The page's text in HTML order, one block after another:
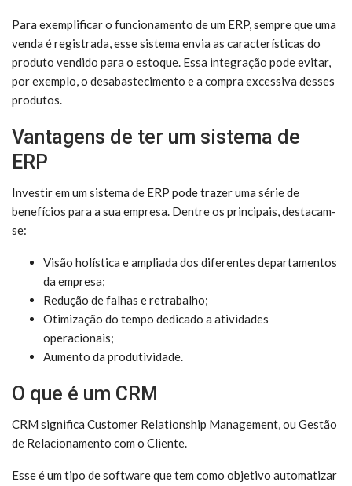
Para exemplificar o funcionamento de um ERP, sempre que uma
venda é registrada, esse sistema envia as características do
produto vendido para o estoque. Essa integração pode evitar,
por exemplo, o desabastecimento e a compra excessiva desses
produtos.
Vantagens de ter um sistema de
ERP
Investir em um sistema de ERP pode trazer uma série de
benefícios para a sua empresa. Dentre os principais, destacam-
se:
Visão holística e ampliada dos diferentes departamentos
da empresa;
Redução de falhas e retrabalho;
Otimização do tempo dedicado a atividades
operacionais;
Aumento da produtividade.
O que é um CRM
CRM significa Customer Relationship Management, ou Gestão
de Relacionamento com o Cliente.
Esse é um tipo de software que tem como objetivo automatizar